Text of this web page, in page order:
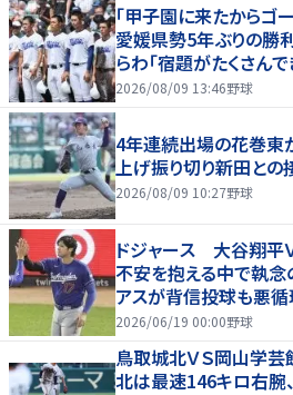
「甲子園に来たからゴ
愛媛県勢5年ぶりの勝
らわ「宿題がたくさん
2026/08/09 13:46野球
4年連続出場の花巻東
上げ振り切り新田との
2026/08/09 10:27野球
ドジャース 大谷翔平
不安を抱える中で執
アスが背信投球も悪
もリード守る
2026/06/19 00:00野球
鳥取城北ＶＳ岡山学芸
北は最速146キロ右腕